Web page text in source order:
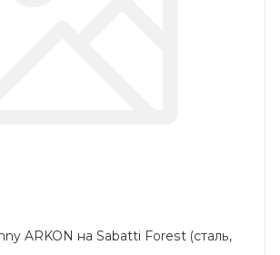
ARKON на Sabatti Forest (сталь,